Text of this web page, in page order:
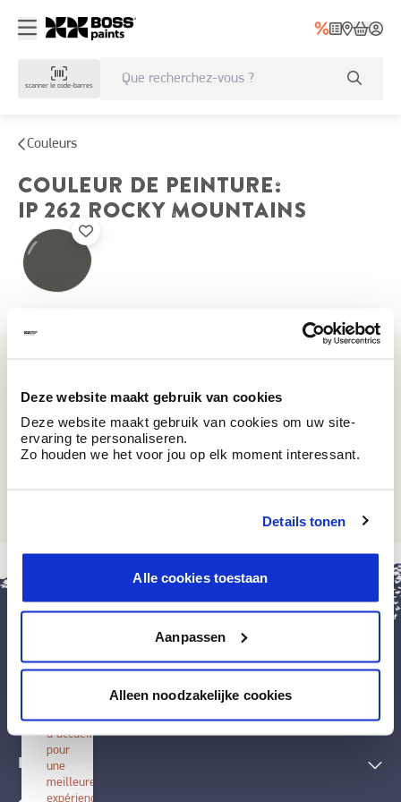
Deze website maakt gebruik van cookies
Deze website maakt gebruik van cookies om uw site-
ervaring te personaliseren.
Zo houden we het voor jou op elk moment interessant.
Details tonen
Alle cookies toestaan
Aanpassen
Alleen noodzakelijke cookies
scanner le code-barres
Couleurs
COULEUR DE PEINTURE:
IP 262 ROCKY MOUNTAINS
Techniques décoratives
Inspiration
BOSS
application
écran
d'accueil
pour
une
meilleure
expérience.
fermer